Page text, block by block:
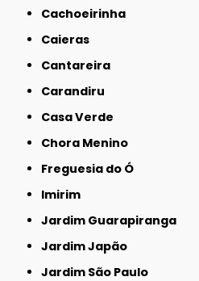
Cachoeirinha
Caieras
Cantareira
Carandiru
Casa Verde
Chora Menino
Freguesia do Ó
Imirim
Jardim Guarapiranga
Jardim Japão
Jardim São Paulo